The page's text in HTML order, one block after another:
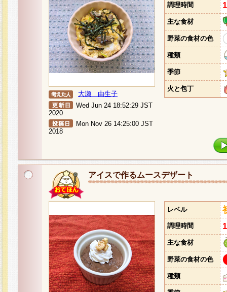
大瀬 由生子
Wed Jun 24 18:52:29 JST
2020
Mon Nov 26 14:25:00 JST
2018
調理時間
主な食材
野菜の食材の色
種類
季節
火と包丁
アイスで作るムースデザート
レベル
調理時間
主な食材
野菜の食材の色
種類